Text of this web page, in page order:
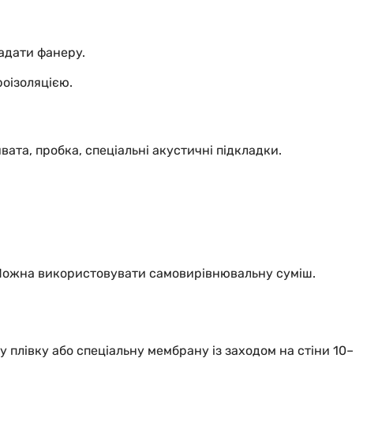
фанеру.
пробка, спеціальні акустичні підкладки.
використовувати самовирівнювальну суміш.
або спеціальну мембрану із заходом на стіни 10–